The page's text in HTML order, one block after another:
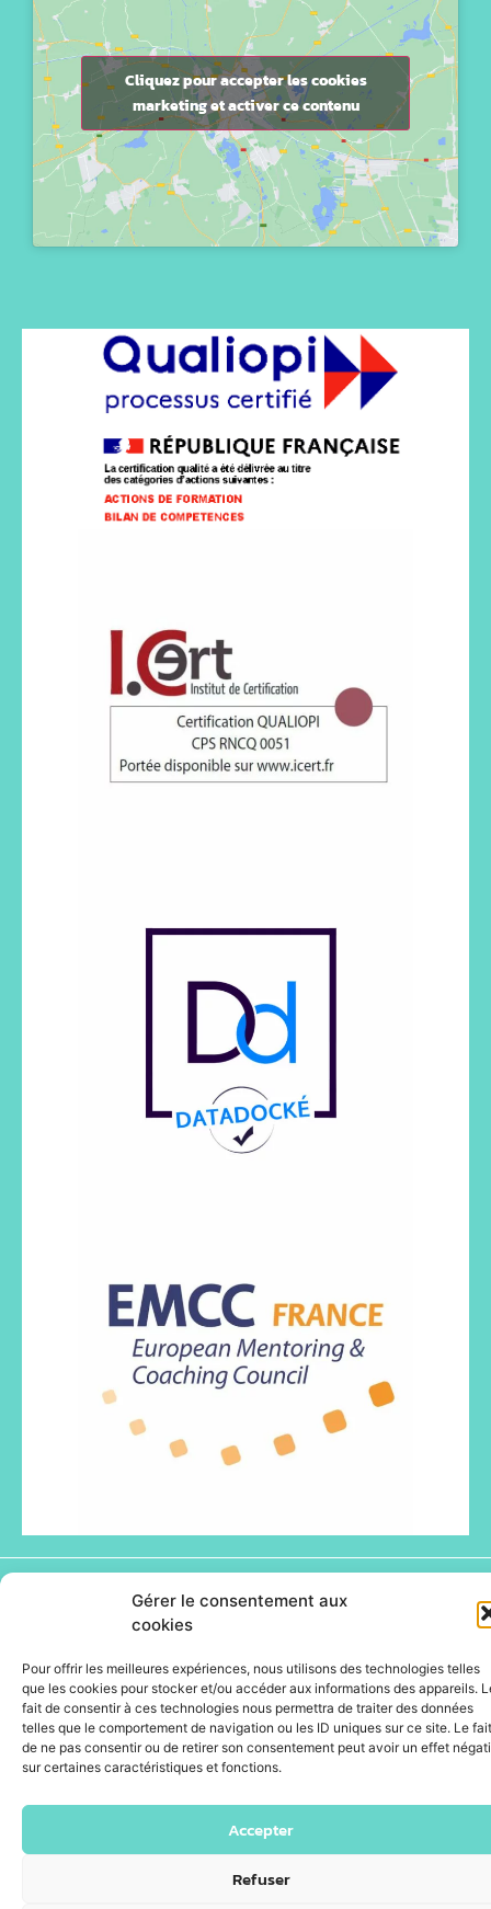
Gérer le consentement aux
cookies
Pour offrir les meilleures expériences, nous utilisons des technologies telles
que les cookies pour stocker et/ou accéder aux informations des appareils.
fait de consentir à ces technologies nous permettra de traiter des données
telles que le comportement de navigation ou les ID uniques sur ce site. Le fait
de ne pas consentir ou de retirer son consentement peut avoir un effet
sur certaines caractéristiques et fonctions.
Accepter
Refuser
Cliquez pour accepter les cookies
marketing et activer ce contenu
© Happyfizz 2026 - Site propulsé par DOTACOM -
Webdesign : ID.PULS'